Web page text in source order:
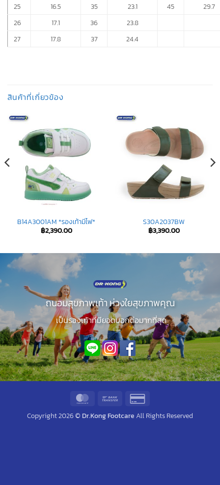
25
16.5 35 23.1 45
29.7
26
17.1 36
23.8
27
17.8 37 24.4
สินค้าที่เกี่ยวข้อง
B14A3001AM *รองเท้ามีไฟ*
฿2,390.00
S30A2037BW
฿3,390.00
ถนอมสุขภาพเท้า ห่วงใยสุขภาพคุณ
เป็นรองเท้าที่มียอดบอกต่อมากที่สุด
MasterCard Bank
2
Copyright 2026 © Dr.Kong Footcare All Rights Reserved